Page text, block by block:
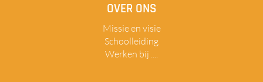
OVER ONS
Missie en visie
Schoolleiding
Werken bij ....